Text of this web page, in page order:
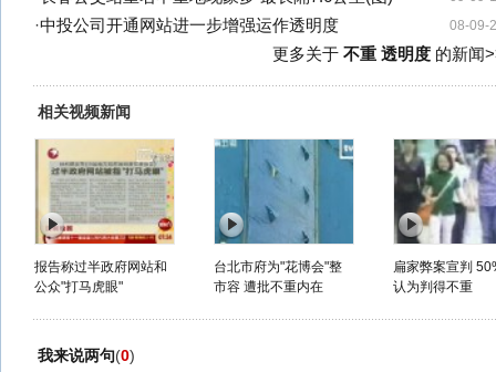
08-09-
·中投公司开通网站进一步增强运作透明度
更多关于 不重 透明度的新闻
相关视频新闻
报告称过半政府网站和
公众"打马虎眼"
台北市府为"花博会"整
市容 遭批不重内在
扁家弊案宣判
认为判得不重
我来说两句(0)